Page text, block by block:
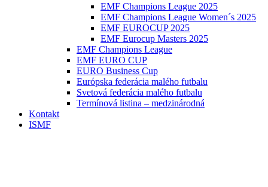
EMF Champions League 2025
EMF Champions League Women´s 2025
EMF EUROCUP 2025
EMF Eurocup Masters 2025
EMF Champions League
EMF EURO CUP
EURO Business Cup
Európska federácia malého futbalu
Svetová federácia malého futbalu
Termínová listina – medzinárodná
Kontakt
ISMF